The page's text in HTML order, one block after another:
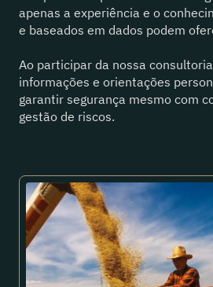
apenas a experiência e o
e baseados em dados podem
Ao participar da nossa
informações e orientações
garantir segurança mesmo com
gestão de riscos.